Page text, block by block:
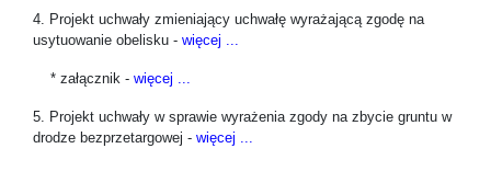
4. Projekt uchwały zmieniający uchwałę wyrażającą zgodę na
usytuowanie obelisku - więcej ...
* załącznik - więcej ...
5. Projekt uchwały w sprawie wyrażenia zgody na zbycie gruntu w
drodze bezprzetargowej - więcej ...